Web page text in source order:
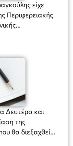
είχε
Περιφερειακής
Λ.Σ. κ. Ιωάννη
Δευτέρα και
της
θα διεξαχθεί
στην αίθουσα